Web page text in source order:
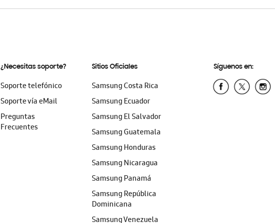
¿Necesitas soporte?
Soporte telefónico
Soporte vía eMail
Preguntas
Frecuentes
Sitios Oficiales
Samsung Costa Rica
Samsung Ecuador
Samsung El Salvador
Samsung Guatemala
Samsung Honduras
Samsung Nicaragua
Samsung Panamá
Samsung República
Dominicana
Samsung Venezuela
Síguenos en: